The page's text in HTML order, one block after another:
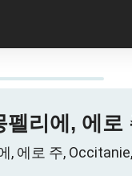
리에, 에
, 에로 주,